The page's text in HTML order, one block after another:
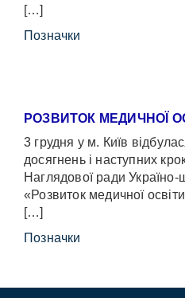
[…]
Позначки
РОЗВИТОК МЕДИЧНОЇ
3 грудня у м. Київ
досягнень і наступних
Наглядової ради
«Розвиток медичної
[…]
Позначки